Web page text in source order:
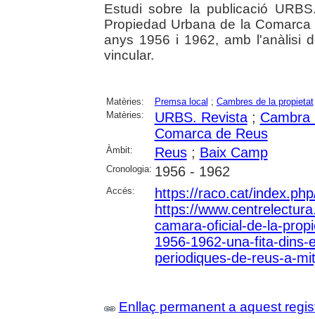
Estudi sobre la publicació
Propiedad Urbana de la
anys 1956 i 1962, amb l'anàlisi
vincular.
Matèries: Premsa local ; Cambres de la propietat
Matèries:
URBS. Revista; Cambra
Comarca de Reus
Àmbit: Reus; Baix Camp
Cronologia: 1956 - 1962
Accés:
https://raco.cat/
https://
camara-oficial-de-la-
1956-1962-una-fita-dins-
periodiques-de-reus-a-
Enllaç permanent a aquest